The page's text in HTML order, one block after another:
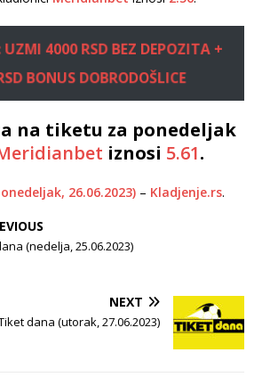
UZMI 4000 RSD BEZ DEPOZITA +
BONUS DOBRODOŠLICE
na tiketu za ponedeljak
iznosi 5.61.
26.06.2023) – Kladjenje.rs.
(nedelja, 25.06.2023)
NEXT
dana (utorak, 27.06.2023)